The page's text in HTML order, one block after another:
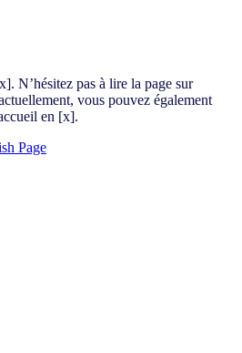
N’hésitez pas à lire la page sur
vous pouvez également
en [x].
Page